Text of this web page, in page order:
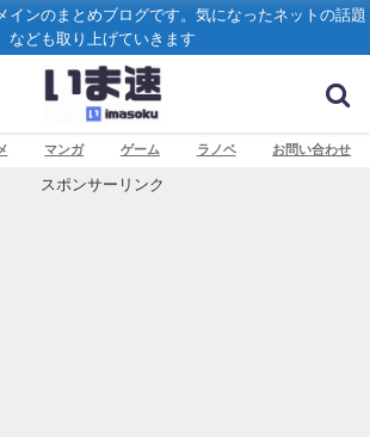
インのまとめブログです。気になったネットの話題
なども取り上げていきます
マンガ ゲーム ラノベ お問い合わせ
スポンサーリンク